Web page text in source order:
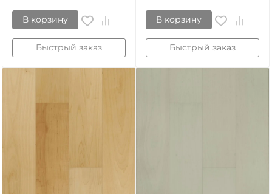
В корзину
Быстрый заказ
В корзину
Быстрый заказ